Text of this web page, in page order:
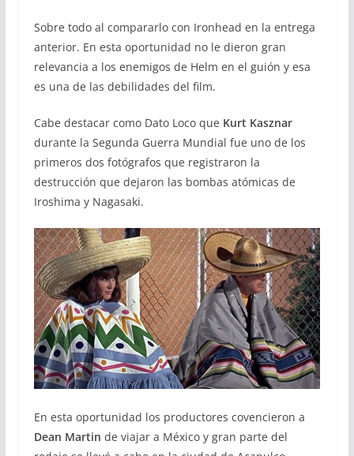
Sobre todo al compararlo con Ironhead en la entrega
anterior. En esta oportunidad no le dieron gran
relevancia a los enemigos de Helm en el guión y esa
es una de las debilidades del film.
Cabe destacar como Dato Loco que Kurt Kasznar
durante la Segunda Guerra Mundial fue uno de los
primeros dos fotógrafos que registraron la
destrucción que dejaron las bombas atómicas de
Iroshima y Nagasaki.
En esta oportunidad los productores covencieron a
Dean Martin de viajar a México y gran parte del